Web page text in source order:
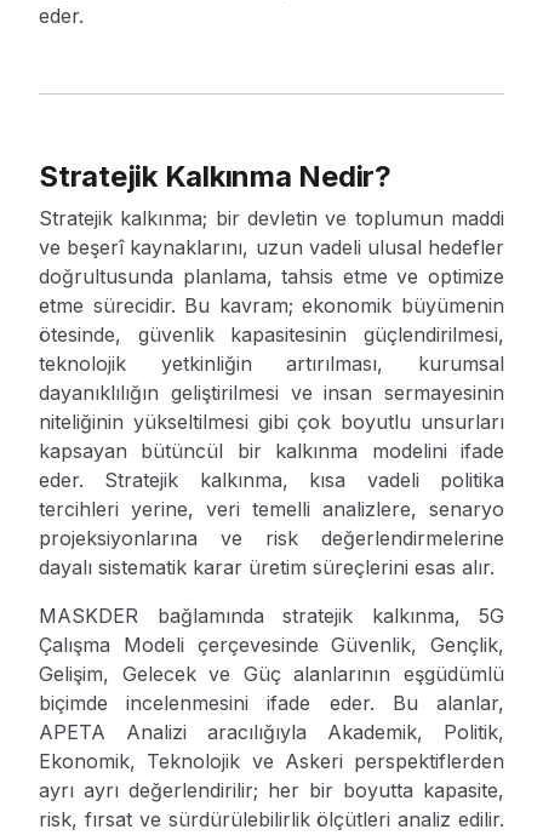
eder.
Stratejik Kalkınma Nedir?
Stratejik kalkınma; bir devletin ve toplumun maddi
ve beşerî kaynaklarını, uzun vadeli ulusal hedefler
doğrultusunda planlama, tahsis etme ve optimize
etme sürecidir. Bu kavram; ekonomik büyümenin
ötesinde, güvenlik kapasitesinin güçlendirilmesi,
teknolojik yetkinliğin artırılması, kurumsal
dayanıklılığın geliştirilmesi ve insan sermayesinin
niteliğinin yükseltilmesi gibi çok boyutlu unsurları
kapsayan bütüncül bir kalkınma modelini ifade
eder. Stratejik kalkınma, kısa vadeli politika
tercihleri yerine, veri temelli analizlere, senaryo
projeksiyonlarına ve risk değerlendirmelerine
dayalı sistematik karar üretim süreçlerini esas alır.
MASKDER bağlamında stratejik kalkınma, 5G
Çalışma Modeli çerçevesinde Güvenlik, Gençlik,
Gelişim, Gelecek ve Güç alanlarının eşgüdümlü
biçimde incelenmesini ifade eder. Bu alanlar,
APETA Analizi aracılığıyla Akademik, Politik,
Ekonomik, Teknolojik ve Askeri perspektiflerden
ayrı ayrı değerlendirilir; her bir boyutta kapasite,
risk, fırsat ve sürdürülebilirlik ölçütleri analiz edilir.